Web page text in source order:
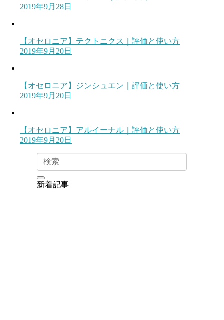
2019年9月28日
【オセロニア】テクトニクス｜評価と使い方
2019年9月20日
【オセロニア】ジンシュエン｜評価と使い方
2019年9月20日
【オセロニア】アルイーナル｜評価と使い方
2019年9月20日
新着記事